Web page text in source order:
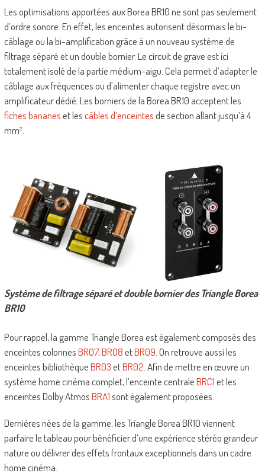
Les optimisations apportées aux Borea BR10 ne sont pas seulement
d’ordre sonore. En effet, les enceintes autorisent désormais le bi-
câblage ou la bi-amplification grâce à un nouveau système de
filtrage séparé et un double bornier. Le circuit de grave est ici
totalement isolé de la partie médium-aigu. Cela permet d’adapter le
câblage aux fréquences ou d’alimenter chaque registre avec un
amplificateur dédié. Les borniers de la Borea BR10 acceptent les
fiches bananeset lescâbles d’enceintesde section allant jusqu’à 4
mm².
Système de filtrage séparé et double bornier des Triangle Borea
BR10
Pour rappel, la gamme Triangle Borea est également composés des
enceintes colonnesBR07,BR08etBR09 . On retrouve aussi les
enceintes bibliothèqueBR03etBR02 . Afin de mettre en œuvre un
système home cinéma complet, l’enceinte centraleBRC1et les
enceintes Dolby AtmosBRA1sont également proposées.
Dernières nées de la gamme, les Triangle Borea BR10 viennent
parfaire le tableau pour bénéficier d’une expérience stéréo grandeur
nature ou délivrer des effets frontaux exceptionnels dans un cadre
home cinéma.